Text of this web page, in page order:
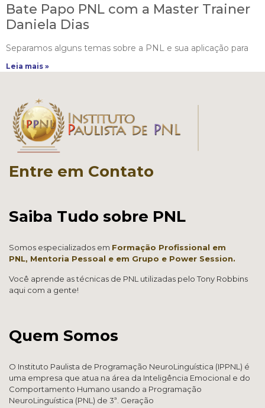
Bate Papo PNL com a Master Trainer
Daniela Dias
Separamos alguns temas sobre a PNL e sua aplicação para
Leia mais »
Entre em Contato
Saiba Tudo sobre PNL
Somos especializados em Formação Profissional em
PNL, Mentoria Pessoal e em Grupo e Power Session.
Você aprende as técnicas de PNL utilizadas pelo Tony Robbins
aqui com a gente!
Quem Somos
O Instituto Paulista de Programação NeuroLinguística (IPPNL) é
uma empresa que atua na área da Inteligência Emocional e do
Comportamento Humano usando a Programação
NeuroLinguística (PNL) de 3ª. Geração